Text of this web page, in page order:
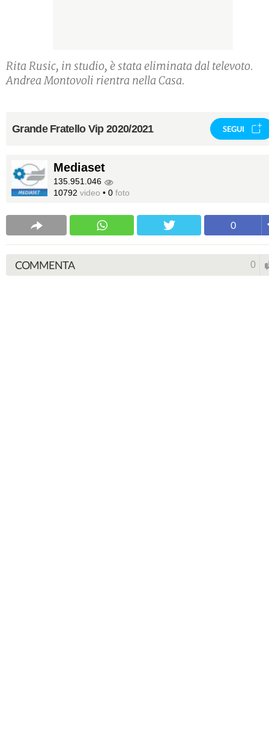
Rita Rusic, in studio, è stata eliminata dal televoto.
Andrea Montovoli rientra nella Casa.
Grande Fratello Vip 2020/2021 SEGUI
Mediaset
135.951.046
10792 video • 0 foto
0
COMMENTA 0